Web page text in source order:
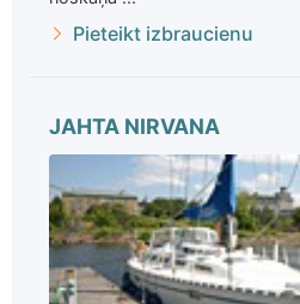
Pieteikt izbraucienu
JAHTA NIRVANA